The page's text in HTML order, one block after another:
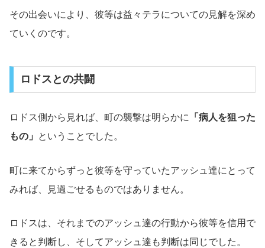
その出会いにより、彼等は益々テラについての見解を深め
ていくのです。
ロドスとの共闘
ロドス側から見れば、町の襲撃は明らかに
「病人を狙った
もの」
ということでした。
町に来てからずっと彼等を守っていたアッシュ達にとって
みれば、見過ごせるものではありません。
ロドスは、それまでのアッシュ達の行動から彼等を信用で
きると判断し、そしてアッシュ達も判断は同じでした。